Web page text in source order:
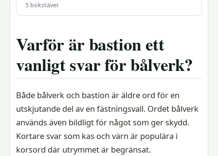
5 bokstäver
Varför är bastion ett
vanligt svar för bålverk?
Både bålverk och bastion är äldre ord för en
utskjutande del av en fästningsvall. Ordet bålverk
används även bildligt för något som ger skydd.
Kortare svar som kas och värn är populära i
korsord där utrymmet är begränsat.